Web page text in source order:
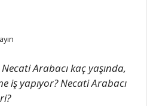
Arabacı kaç yaşında,
iş yapıyor? Necati Arabacı